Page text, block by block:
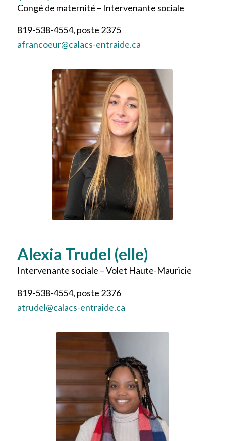
Congé de maternité – Intervenante sociale
819-538-4554, poste 2375
afrancoeur@calacs-entraide.ca
Alexia Trudel (elle)
Intervenante sociale – Volet Haute-Mauricie
819-538-4554, poste 2376
atrudel@calacs-entraide.ca